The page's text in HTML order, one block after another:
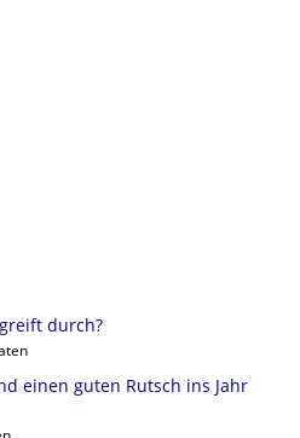
durch?
einen guten Rutsch ins Jahr